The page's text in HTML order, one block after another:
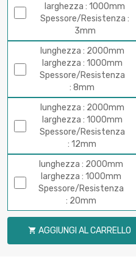
larghezza : 1000mm
Spessore/Resistenza :
3mm
lunghezza : 2000mm
larghezza : 1000mm
Spessore/Resistenza
: 8mm
lunghezza : 2000mm
larghezza : 1000mm
Spessore/Resistenza
: 12mm
lunghezza : 2000mm
larghezza : 1000mm
Spessore/Resistenza
: 20mm
 AGGIUNGI AL CARRELLO